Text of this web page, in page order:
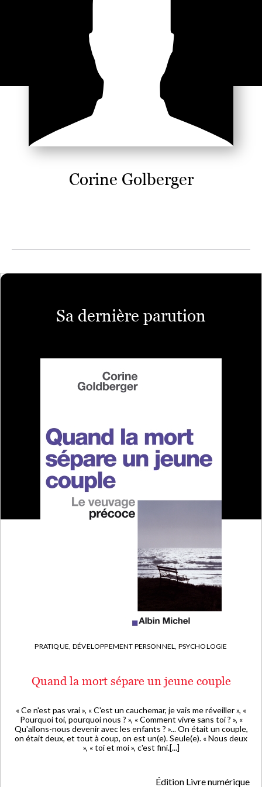
Corine Golberger
Sa dernière parution
PRATIQUE, DÉVELOPPEMENT PERSONNEL, PSYCHOLOGIE
Quand la mort sépare un jeune couple
« Ce n'est pas vrai », « C'est un cauchemar, je vais me réveiller », «
Pourquoi toi, pourquoi nous ? », « Comment vivre sans toi ? », «
Qu'allons-nous devenir avec les enfants ? »... On était un couple,
on était deux, et tout à coup, on est un(e). Seule(e). « Nous deux
», « toi et moi », c'est fini.[...]
Édition Livre numérique